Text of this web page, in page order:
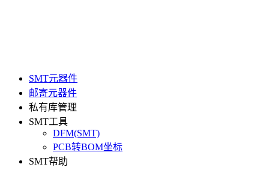
SMT元器件
邮寄元器件
私有库管理
SMT工具
DFM(SMT)
PCB转BOM坐标
SMT帮助